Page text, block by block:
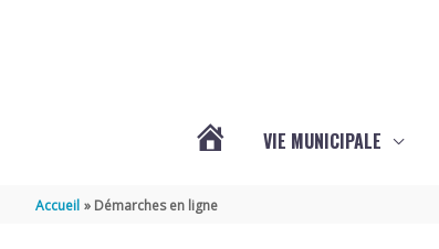
VIE MUNICIPALE
Accueil Démarches en ligne